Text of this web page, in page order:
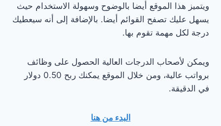
ويتميز هذا الموقع أيضا بالوضوح وسهولة الاستخدام حيث
يسهل عليك تصفح القوائم أيضا. بالإضافة إلى أنه سيعطيك
درجة لكل مهمة تقوم بها.
ويمكن لأصحاب الدرجات العالية الحصول على وظائف
برواتب عالية، ومن خلال الموقع يمكنك ربح 0.50 دولار
في الدقيقة.
البدء من هنا